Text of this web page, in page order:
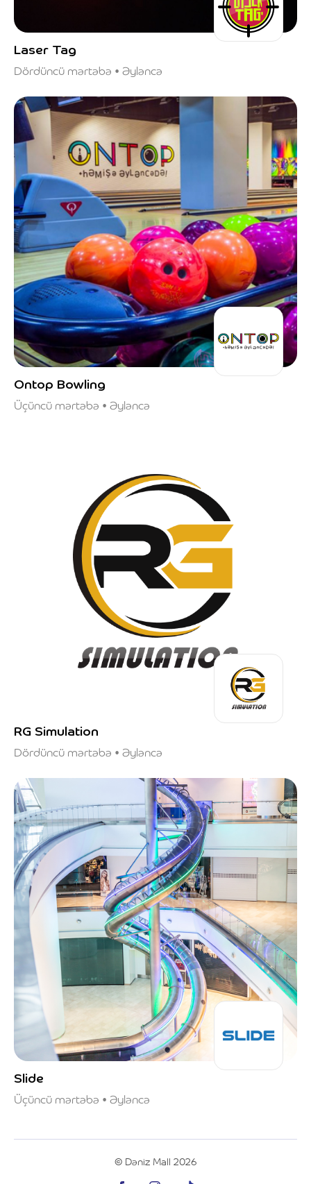
Laser Tag
Dördüncü mərtəbə • Əyləncə
Ontop Bowling
Üçüncü mərtəbə • Əyləncə
RG Simulation
Dördüncü mərtəbə • Əyləncə
Slide
Üçüncü mərtəbə • Əyləncə
© Dəniz Mall 2026